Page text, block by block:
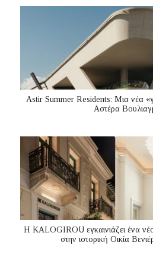
Astir Summer Residents: Μια νέα
Αστέρα
Η KALOGIROU εγκαινιάζει ένα
στην ιστορική Οικία